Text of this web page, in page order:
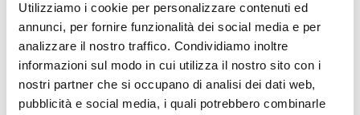
Utilizziamo i cookie per personalizzare contenuti ed
annunci, per fornire funzionalità dei social media e per
analizzare il nostro traffico. Condividiamo inoltre
informazioni sul modo in cui utilizza il nostro sito con i
nostri partner che si occupano di analisi dei dati web,
pubblicità e social media, i quali potrebbero combinarle